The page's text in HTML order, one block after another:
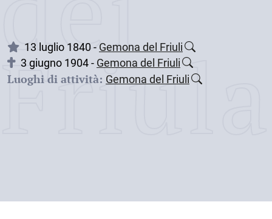
13 luglio 1840 - Gemona del Friuli
3 giugno 1904 - Gemona del Friuli
Luoghi di attività: Gemona del Friuli